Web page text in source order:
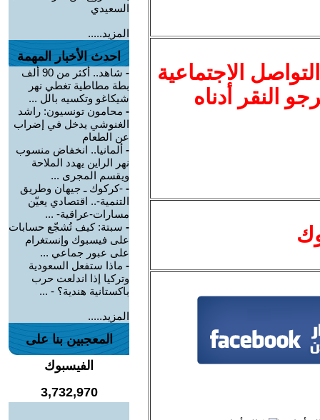
الاجتماعية
النقر أدناه
السعيدي
المزيد.....
احدث الأخبار المهمة
-
شاهد.. أكثر من 90 ألف
بطة مطاطية تغطي نهر
شيكاغو وتكسيه بالل ...
- محامون تونسيون: راشد
الغنوشي يدخل في إضراب
عن الطعام
- ألمانيا.. انخفاض منسوب
نهر الراين يهدد الملاحة
ويقسم المجرى ...
- -كركوك ـ جيهان وطريق
التنمية-.. اقتصادي يعيّن
مسارات-عراقية- ...
- سبتة: كيف تُشجّع حسابات
على فيسبوك وإنستغرام
على عبور جماعي ...
- ماذا ستفعل السعودية
وتركيا إذا اندلعت حرب
باكستانية هندية؟ - ...
المزيد.....
المعجبين بنا على
الفيسبوك
3,732,970